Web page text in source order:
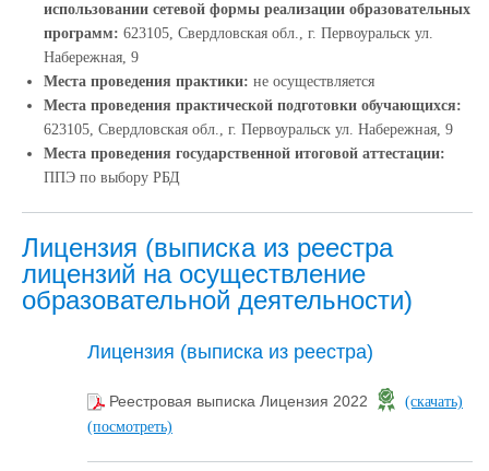
использовании сетевой формы реализации образовательных
программ: 623105, Свердловская обл., г. Первоуральск ул.
Набережная, 9
Места проведения практики: не осуществляется
Места проведения практической подготовки обучающихся:
623105, Свердловская обл., г. Первоуральск ул. Набережная, 9
Места проведения государственной итоговой аттестации:
ППЭ по выбору РБД
Лицензия (выписка из реестра
лицензий на осуществление
образовательной деятельности)
Лицензия (выписка из реестра)
Реестровая выписка Лицензия 2022
(скачать)
(посмотреть)